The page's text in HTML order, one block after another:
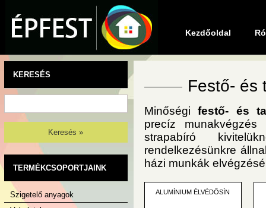
Kezdőoldal
KERESÉS
Keresés »
TERMÉKCSOPORTJAINK
Szigetelő anyagok
Festő- és
Minőségifestő- és
precíz munakvégzés
strapabíró
rendelkezésünkre
házi munkák
ALUMÍNIUM ÉLVÉDŐSÍN